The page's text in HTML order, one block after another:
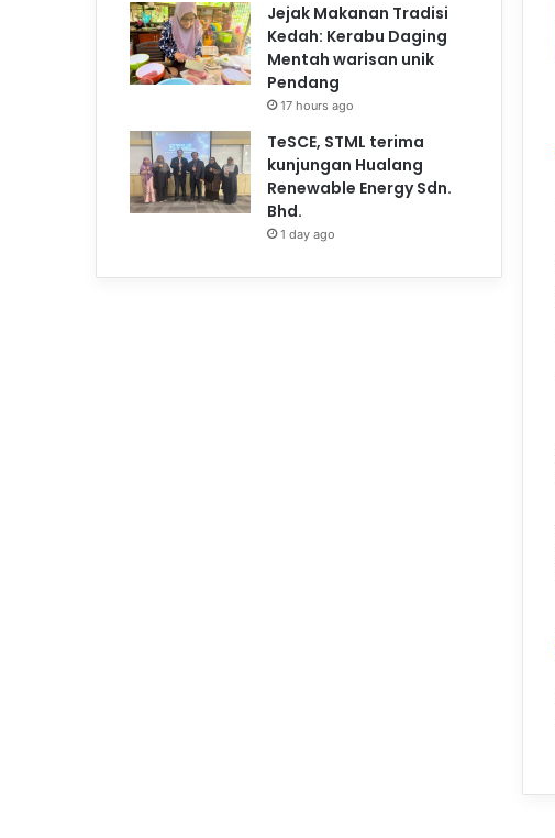
Jejak Makanan Tradisi
Kedah: Kerabu Daging
Mentah warisan unik
Pendang
17 hours ago
TeSCE, STML terima
kunjungan Hualang
Renewable Energy Sdn.
Bhd.
1 day ago